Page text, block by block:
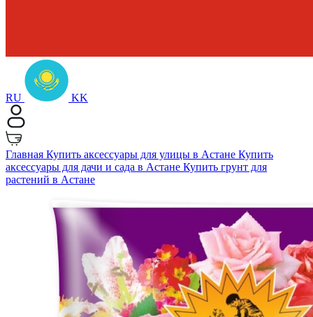
RU KK
Главная Купить аксессуары для улицы в Астане Купить
аксессуары для дачи и сада в Астане Купить грунт для
растений в Астане